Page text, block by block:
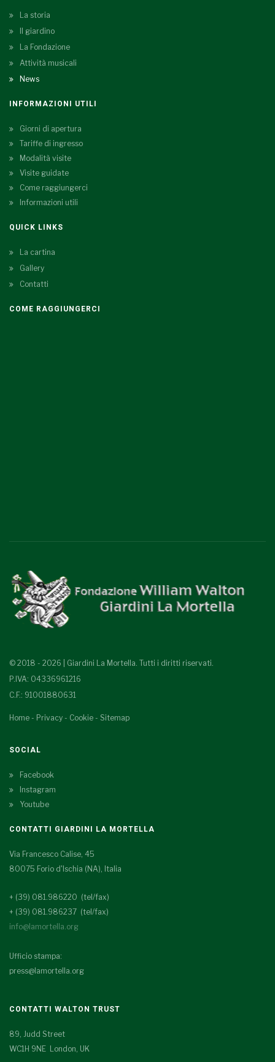
La storia
Il giardino
La Fondazione
Attività musicali
News
INFORMAZIONI UTILI
Giorni di apertura
Tariffe di ingresso
Modalità visite
Visite guidate
Come raggiungerci
Informazioni utili
QUICK LINKS
La cartina
Gallery
Contatti
COME RAGGIUNGERCI
© 2018 - 2026 | Giardini La Mortella. Tutti i diritti riservati.
P.IVA: 04336961216
C.F.: 91001880631
Home - Privacy - Cookie - Sitemap
SOCIAL
Facebook
Instagram
Youtube
CONTATTI GIARDINI LA MORTELLA
Via Francesco Calise, 45
80075 Forio d'Ischia (NA), Italia
+ (39) 081.986220 (tel/fax)
+ (39) 081.986237 (tel/fax)
info@lamortella.org
Ufficio stampa:
press@lamortella.org
CONTATTI WALTON TRUST
89, Judd Street
WC1H 9NE London, UK